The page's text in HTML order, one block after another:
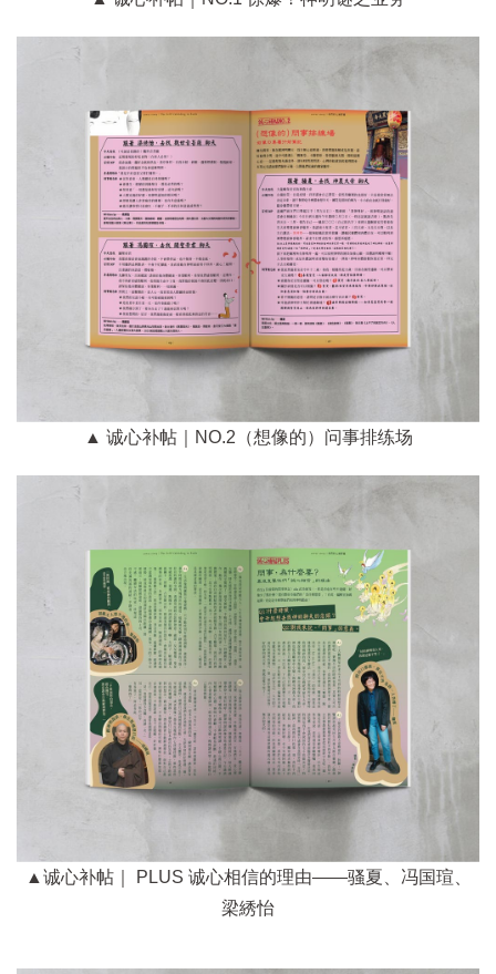
▲ 诚心补帖｜NO.2（想像的）问事排练场
▲诚心补帖｜ PLUS 诚心相信的理由——骚夏、冯国瑄、
梁綉怡